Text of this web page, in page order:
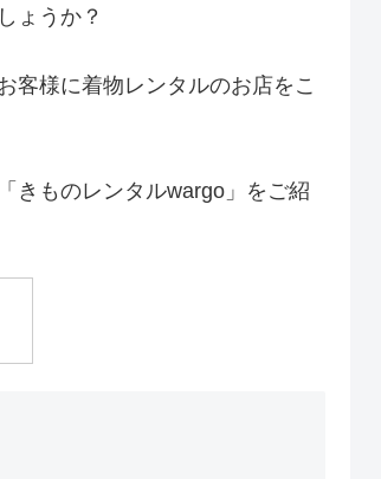
ょうか？
客様に着物レンタルのお店をこ
きものレンタルwargo」をご紹